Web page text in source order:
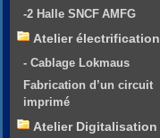
-2 Halle SNCF AMFG
Atelier électrification
- Cablage Lokmaus
Fabrication d’un circuit
imprimé
Atelier Digitalisation